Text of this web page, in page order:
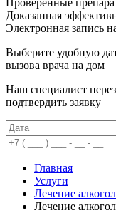
Доказанная
Электронная запись
Выберите удобную
вызова врача на дом
Наш специалист
подтвердить заявку
Главная
Услуги
Лечение
Лечение